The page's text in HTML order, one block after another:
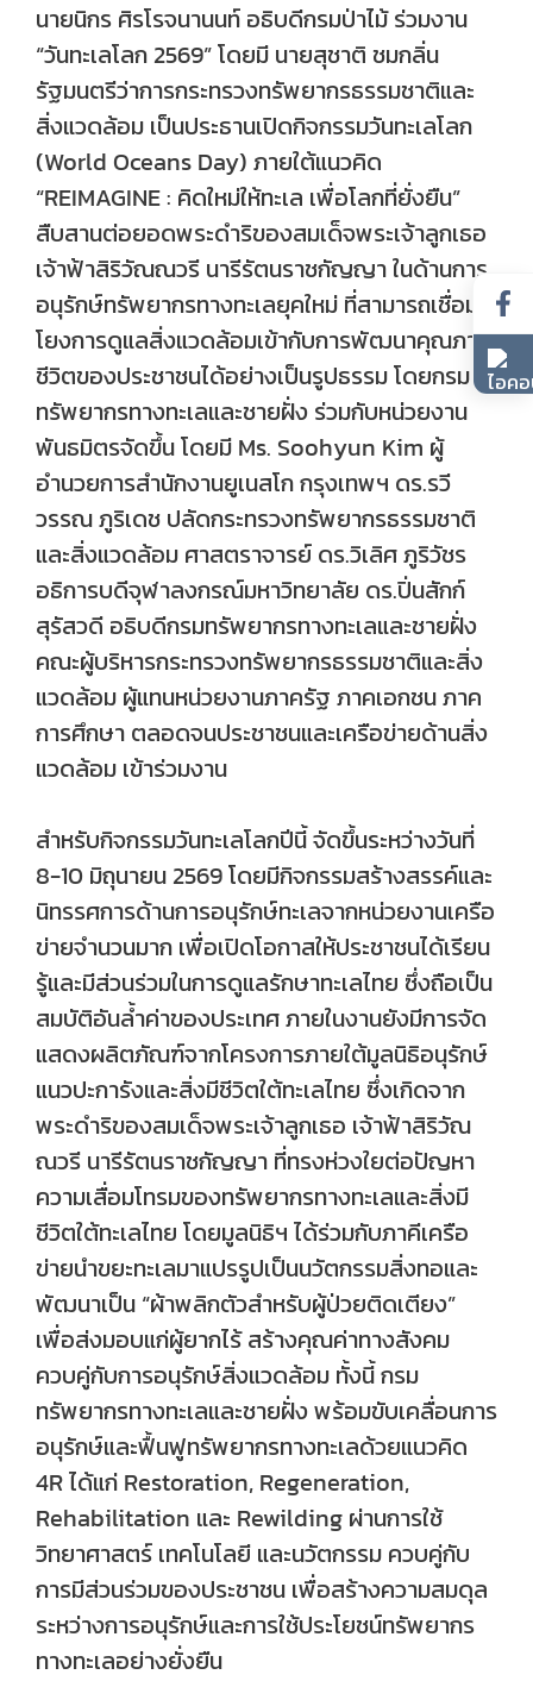
นายนิกร ศิรโรจนานนท์ อธิบดีกรมป่าไม้ ร่วมงาน
“วันทะเลโลก 2569” โดยมี นายสุชาติ ชมกลิ่น
รัฐมนตรีว่าการกระทรวงทรัพยากรธรรมชาติและ
สิ่งแวดล้อม เป็นประธานเปิดกิจกรรมวันทะเลโลก
(World Oceans Day) ภายใต้แนวคิด
“REIMAGINE : คิดใหม่ให้ทะเล เพื่อโลกที่ยั่งยืน”
สืบสานต่อยอดพระดำริของสมเด็จพระเจ้าลูกเธอ
เจ้าฟ้าสิริวัณณวรี นารีรัตนราชกัญญา ในด้านการ
อนุรักษ์ทรัพยากรทางทะเลยุคใหม่ ที่สามารถเชื่อม
โยงการดูแลสิ่งแวดล้อมเข้ากับการพัฒนาคุณภาพ
ชีวิตของประชาชนได้อย่างเป็นรูปธรรม โดยกรม
ทรัพยากรทางทะเลและชายฝั่ง ร่วมกับหน่วยงาน
พันธมิตรจัดขึ้น โดยมี Ms. Soohyun Kim ผู้
อำนวยการสำนักงานยูเนสโก กรุงเทพฯ ดร.รวี
วรรณ ภูริเดช ปลัดกระทรวงทรัพยากรธรรมชาติ
และสิ่งแวดล้อม ศาสตราจารย์ ดร.วิเลิศ ภูริวัชร
อธิการบดีจุฬาลงกรณ์มหาวิทยาลัย ดร.ปิ่นสักก์
สุรัสวดี อธิบดีกรมทรัพยากรทางทะเลและชายฝั่ง
คณะผู้บริหารกระทรวงทรัพยากรธรรมชาติและสิ่ง
แวดล้อม ผู้แทนหน่วยงานภาครัฐ ภาคเอกชน ภาค
การศึกษา ตลอดจนประชาชนและเครือข่ายด้านสิ่ง
แวดล้อม เข้าร่วมงาน
สำหรับกิจกรรมวันทะเลโลกปีนี้ จัดขึ้นระหว่างวันที่
8-10 มิถุนายน 2569 โดยมีกิจกรรมสร้างสรรค์และ
นิทรรศการด้านการอนุรักษ์ทะเลจากหน่วยงานเครือ
ข่ายจำนวนมาก เพื่อเปิดโอกาสให้ประชาชนได้เรียน
รู้และมีส่วนร่วมในการดูแลรักษาทะเลไทย ซึ่งถือเป็น
สมบัติอันล้ำค่าของประเทศ ภายในงานยังมีการจัด
แสดงผลิตภัณฑ์จากโครงการภายใต้มูลนิธิอนุรักษ์
แนวปะการังและสิ่งมีชีวิตใต้ทะเลไทย ซึ่งเกิดจาก
พระดำริของสมเด็จพระเจ้าลูกเธอ เจ้าฟ้าสิริวัณ
ณวรี นารีรัตนราชกัญญา ที่ทรงห่วงใยต่อปัญหา
ความเสื่อมโทรมของทรัพยากรทางทะเลและสิ่งมี
ชีวิตใต้ทะเลไทย โดยมูลนิธิฯ ได้ร่วมกับภาคีเครือ
ข่ายนำขยะทะเลมาแปรรูปเป็นนวัตกรรมสิ่งทอและ
พัฒนาเป็น “ผ้าพลิกตัวสำหรับผู้ป่วยติดเตียง”
เพื่อส่งมอบแก่ผู้ยากไร้ สร้างคุณค่าทางสังคม
ควบคู่กับการอนุรักษ์สิ่งแวดล้อม ทั้งนี้ กรม
ทรัพยากรทางทะเลและชายฝั่ง พร้อมขับเคลื่อนการ
อนุรักษ์และฟื้นฟูทรัพยากรทางทะเลด้วยแนวคิด
4R ได้แก่ Restoration, Regeneration,
Rehabilitation และ Rewilding ผ่านการใช้
วิทยาศาสตร์ เทคโนโลยี และนวัตกรรม ควบคู่กับ
การมีส่วนร่วมของประชาชน เพื่อสร้างความสมดุล
ระหว่างการอนุรักษ์และการใช้ประโยชน์ทรัพยากร
ทางทะเลอย่างยั่งยืน